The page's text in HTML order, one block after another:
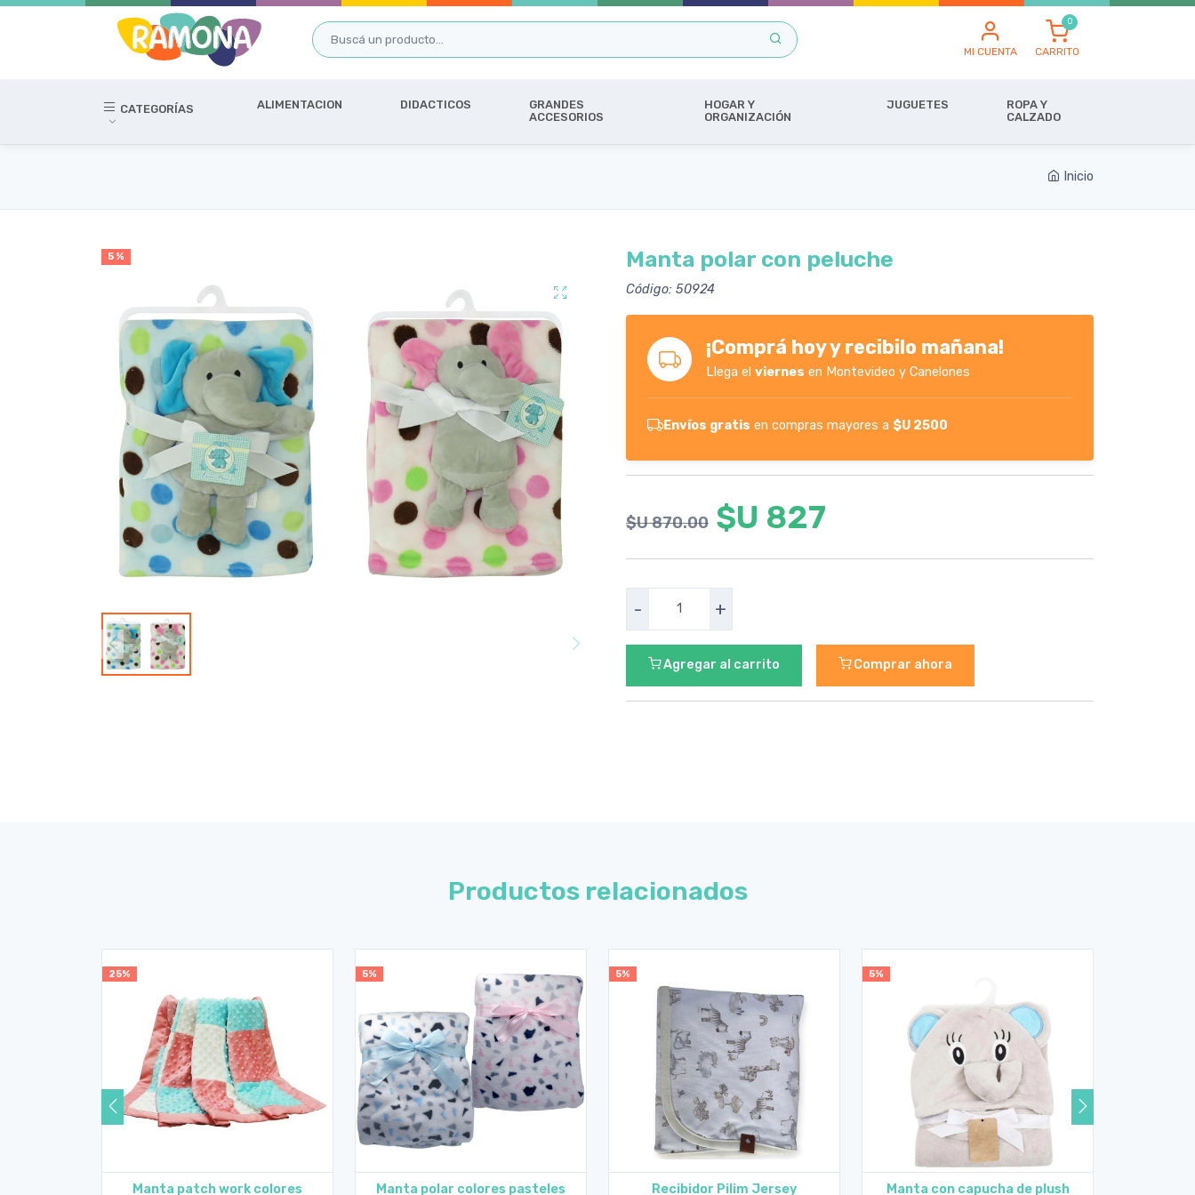
MI CUENTA CARRITO
CATEGORÍAS ALIMENTACION DIDACTICOS
GRANDES
ACCESORIOS
HOGAR Y
ORGANIZACIÓN
JUGUETES
ROPA Y
CALZADO
Inicio
5 % Manta polar con peluche
Código: 50924
¡Comprá hoy y recibilo mañana!
Llega el viernes en Montevideo y Canelones
Envíos gratis en compras mayores a $U 2500
$U 870.00 $U 827
- +
Agregar al carrito Comprar ahora
Productos relacionados
25%
Manta patch work colores
5%
Manta polar colores pasteles
5%
Recibidor Pilim Jersey
5%
Manta con capucha de plush